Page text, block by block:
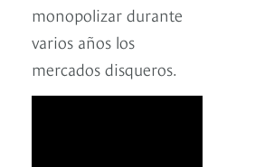
monopolizar durante
varios años los
mercados disqueros.